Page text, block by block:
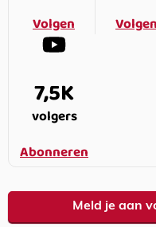
Volgen
7,5K
volgers
Abonneren
Meld je aan